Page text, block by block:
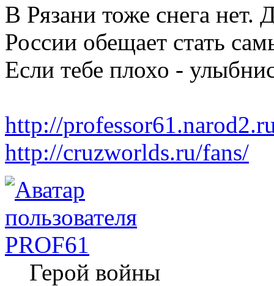
В Рязани тоже снега нет.
России обещает стать
Если тебе плохо -
http://
http://cruzworlds.ru/fans/
PROF61
Герой войны